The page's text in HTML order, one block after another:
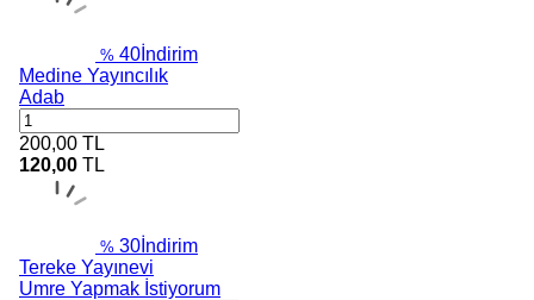
% 40 İndirim
Medine Yayıncılık
Adab
200,00 TL
120,00 TL
% 30 İndirim
Tereke Yayınevi
Umre Yapmak İstiyorum